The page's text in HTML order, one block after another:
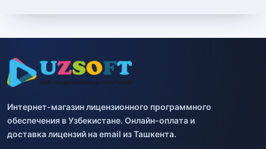
Интернет-магазин лицензионного программного
обеспечения в Узбекистане. Онлайн-оплата и
доставка лицензий на email из Ташкента.